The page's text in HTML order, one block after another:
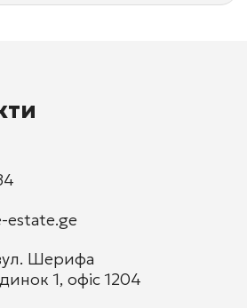
estate.ge
Шерифа
1, офіс 1204